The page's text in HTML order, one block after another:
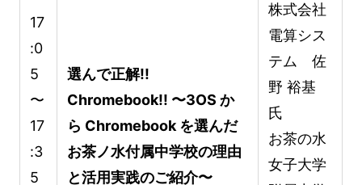
17
:0
5
〜
17
:3
5
選んで正解!!
Chromebook!! 〜3OS か
ら Chromebook を選んだ
お茶ノ水付属中学校の理由
と活用実践のご紹介〜
株式会社
電算シス
テム 佐
野 裕基
氏
お茶の水
女子大学